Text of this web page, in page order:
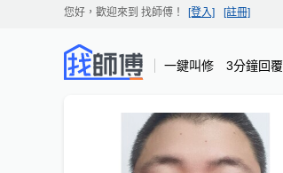
您好，歡迎來到 找師傅 ！ [登入] [註冊]
一鍵叫修 3分鐘回覆